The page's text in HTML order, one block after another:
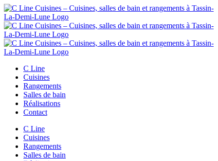
Passer
au
contenu
C Line
Cuisines
Rangements
Salles de bain
Réalisations
Contact
C Line
Cuisines
Rangements
Salles de bain